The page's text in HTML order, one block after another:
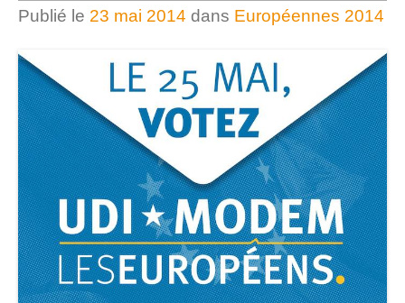
Publié le 23 mai 2014 dans Européennes 2014